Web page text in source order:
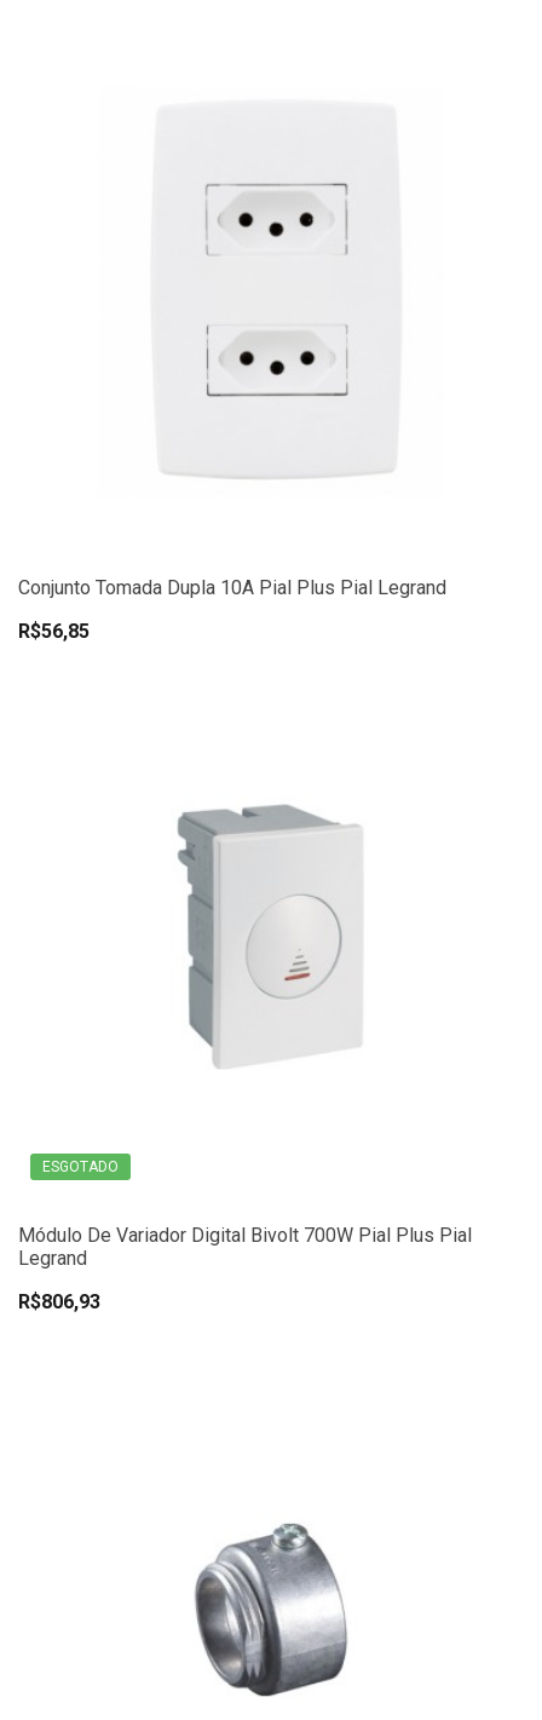
Conjunto Tomada Dupla 10A Pial Plus Pial Legrand
R$56,85
ESGOTADO
Módulo De Variador Digital Bivolt 700W Pial Plus Pial
Legrand
R$806,93